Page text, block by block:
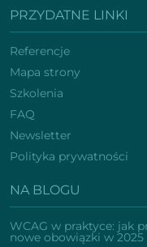
PRZYDATNE LINKI
Referencje
Mapa strony
Szkolenia
FAQ
Newsletter
Polityka prywatności
NA BLOGU
WCAG w praktyce: jak
nowe obowiązki w